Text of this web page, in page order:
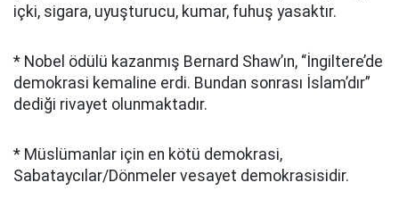
içki, sigara, uyuşturucu, kumar, fuhuş yasaktır.
* Nobel ödülü kazanmış Bernard Shaw’ın, “İngiltere’de
demokrasi kemaline erdi. Bundan sonrası İslam’dır”
dediği rivayet olunmaktadır.
* Müslümanlar için en kötü demokrasi,
Sabataycılar/Dönmeler vesayet demokrasisidir.